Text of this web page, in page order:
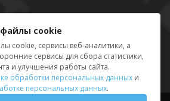
cookie
cookie, сервисы веб-аналитики, а
сервисы для сбора статистики,
и улучшения работы сайта.
обработки персональных данных и
персональных данных.